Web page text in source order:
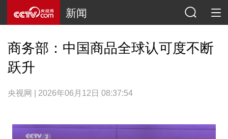
新闻
商务部：中国商品全球认可度不断
跃升
央视网 | 2026年06月12日 08:37:54